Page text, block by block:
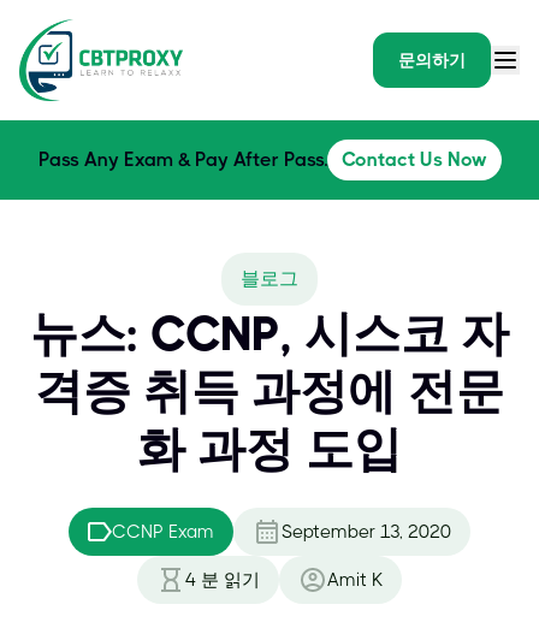
문의하기
Pass Any Exam & Pay After Pass. Contact Us Now
블로그
뉴스: CCNP, 시스코 자
격증 취득 과정에 전문
화 과정 도입
CCNP Exam September 13, 2020
4 분 읽기 Amit K